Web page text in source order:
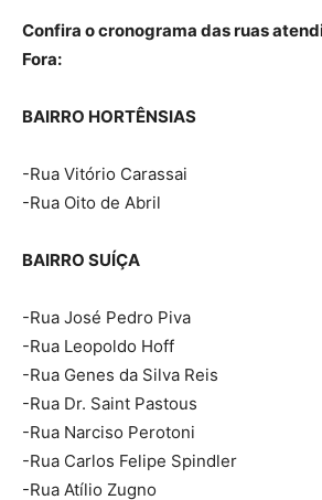
Confira o cronograma das ruas
Fora:
BAIRRO HORTÊNSIAS
-Rua Vitório Carassai
-Rua Oito de Abril
BAIRRO SUÍÇA
-Rua José Pedro Piva
-Rua Leopoldo Hoff
-Rua Genes da Silva Reis
-Rua Dr. Saint Pastous
-Rua Narciso Perotoni
-Rua Carlos Felipe Spindler
-Rua Atílio Zugno